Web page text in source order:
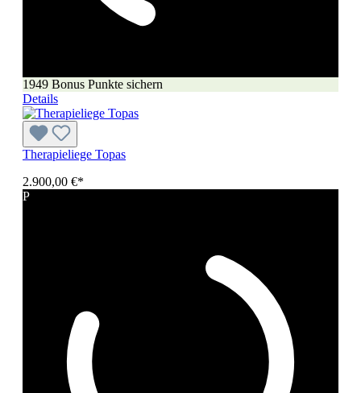
1949 Bonus Punkte sichern
Details
Therapieliege Topas
2.900,00 €*
P